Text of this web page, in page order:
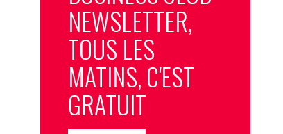
NEWSLETTER,
TOUS LES
MATINS, C'EST
GRATUIT